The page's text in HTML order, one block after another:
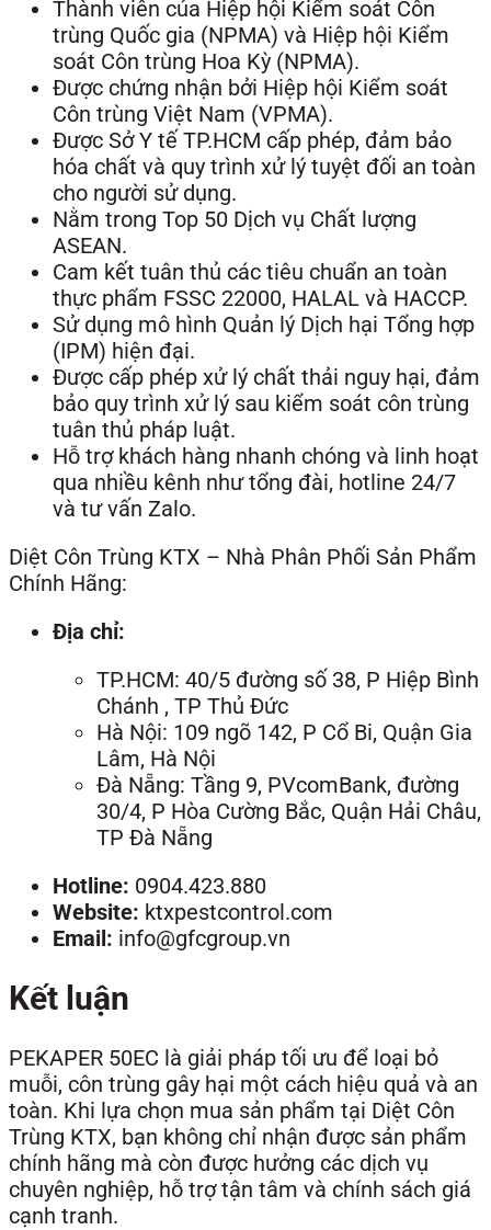
Thành viên của Hiệp hội Kiểm soát Côn
trùng Quốc gia (NPMA) và Hiệp hội Kiểm
soát Côn trùng Hoa Kỳ (NPMA).
Được chứng nhận bởi Hiệp hội Kiểm soát
Côn trùng Việt Nam (VPMA).
Được Sở Y tế TP.HCM cấp phép, đảm bảo
hóa chất và quy trình xử lý tuyệt đối an toàn
cho người sử dụng.
Nằm trong Top 50 Dịch vụ Chất lượng
ASEAN.
Cam kết tuân thủ các tiêu chuẩn an toàn
thực phẩm FSSC 22000, HALAL và HACCP.
Sử dụng mô hình Quản lý Dịch hại Tổng hợp
(IPM) hiện đại.
Được cấp phép xử lý chất thải nguy hại, đảm
bảo quy trình xử lý sau kiểm soát côn trùng
tuân thủ pháp luật.
Hỗ trợ khách hàng nhanh chóng và linh hoạt
qua nhiều kênh như tổng đài, hotline 24/7
và tư vấn Zalo.
Diệt Côn Trùng KTX – Nhà Phân Phối Sản Phẩm
Chính Hãng:
Địa chỉ:
TP.HCM: 40/5 đường số 38, P Hiệp Bình
Chánh , TP Thủ Đức
Hà Nội: 109 ngõ 142, P Cổ Bi, Quận Gia
Lâm, Hà Nội
Đà Nẵng: Tầng 9, PVcomBank, đường
30/4, P Hòa Cường Bắc, Quận Hải Châu,
TP Đà Nẵng
Hotline: 0904.423.880
Website: ktxpestcontrol.com
Email: info@gfcgroup.vn
Kết luận
PEKAPER 50EC là giải pháp tối ưu để loại bỏ
muỗi, côn trùng gây hại một cách hiệu quả và an
toàn. Khi lựa chọn mua sản phẩm tại Diệt Côn
Trùng KTX, bạn không chỉ nhận được sản phẩm
chính hãng mà còn được hưởng các dịch vụ
chuyên nghiệp, hỗ trợ tận tâm và chính sách giá
cạnh tranh.